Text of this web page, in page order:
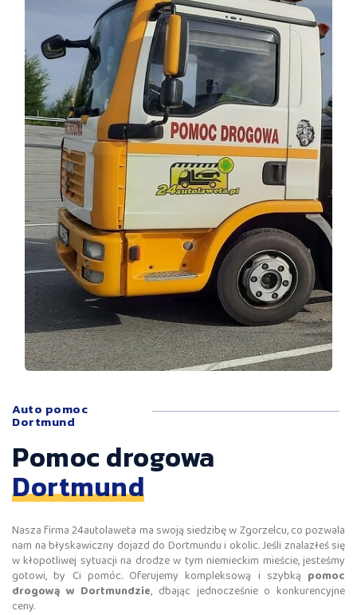
Auto pomoc
Dortmund
Pomoc drogowa
Dortmund
Nasza firma 24autolaweta ma swoją siedzibę w Zgorzelcu, co pozwala
nam na błyskawiczny dojazd do Dortmundu i okolic. Jeśli znalazłeś się
w kłopotliwej sytuacji na drodze w tym niemieckim mieście, jesteśmy
gotowi, by Ci pomóc. Oferujemy kompleksową i szybką pomoc
drogową w Dortmundzie, dbając jednocześnie o konkurencyjne
ceny.